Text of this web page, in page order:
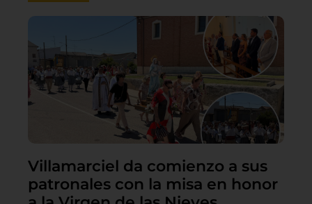
Villamarciel da comienzo a sus
patronales con la misa en honor